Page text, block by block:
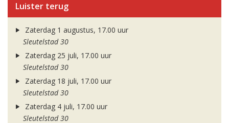
Luister terug
Zaterdag 1 augustus, 17.00 uur
Sleutelstad 30
Zaterdag 25 juli, 17.00 uur
Sleutelstad 30
Zaterdag 18 juli, 17.00 uur
Sleutelstad 30
Zaterdag 4 juli, 17.00 uur
Sleutelstad 30